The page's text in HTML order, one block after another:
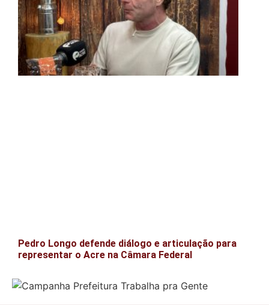
Pedro Longo defende diálogo e articulação para
representar o Acre na Câmara Federal